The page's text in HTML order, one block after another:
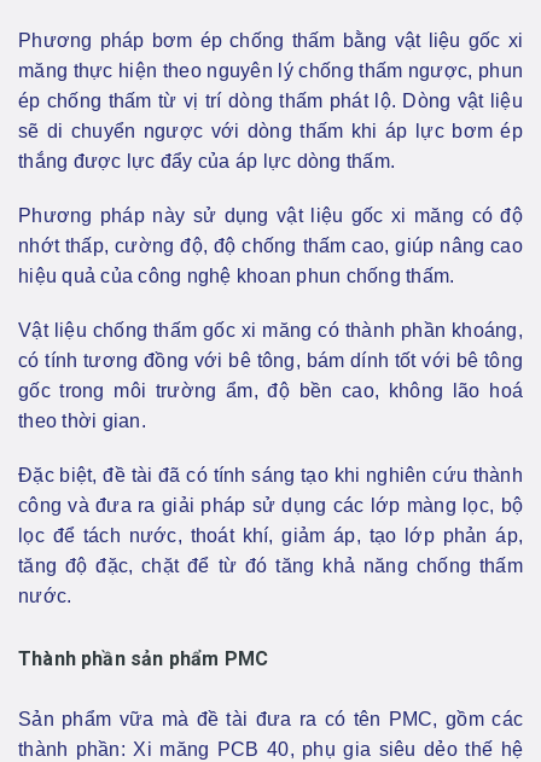
Phương pháp bơm ép chống thấm bằng vật liệu gốc xi
măng thực hiện theo nguyên lý chống thấm ngược, phun
ép chống thấm từ vị trí dòng thấm phát lộ. Dòng vật liệu
sẽ di chuyển ngược với dòng thấm khi áp lực bơm ép
thắng được lực đẩy của áp lực dòng thấm.
Phương pháp này sử dụng vật liệu gốc xi măng có độ
nhớt thấp, cường độ, độ chống thấm cao, giúp nâng cao
hiệu quả của công nghệ khoan phun chống thấm.
Vật liệu chống thấm gốc xi măng có thành phần khoáng,
có tính tương đồng với bê tông, bám dính tốt với bê tông
gốc trong môi trường ẩm, độ bền cao, không lão hoá
theo thời gian.
Đặc biệt, đề tài đã có tính sáng tạo khi nghiên cứu thành
công và đưa ra giải pháp sử dụng các lớp màng lọc, bộ
lọc để tách nước, thoát khí, giảm áp, tạo lớp phản áp,
tăng độ đặc, chặt để từ đó tăng khả năng chống thấm
nước.
Thành phần sản phẩm PMC
Sản phẩm vữa mà đề tài đưa ra có tên PMC, gồm các
thành phần: Xi măng PCB 40, phụ gia siêu dẻo thế hệ